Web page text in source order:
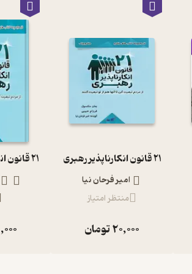
21 قانون انکارناپذیر رهبری
امیر فرحان نیا
منتظر امتیاز
20,000تومان
21 قانون انکارناپذیر رهبری